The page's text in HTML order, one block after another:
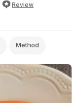
Review
Method